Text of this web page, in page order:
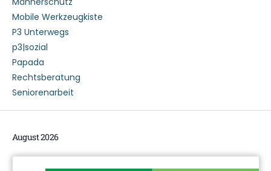
Mobile Werkzeugkiste
P3 Unterwegs
p3|sozial
Papada
Rechtsberatung
Seniorenarbeit
August 2026